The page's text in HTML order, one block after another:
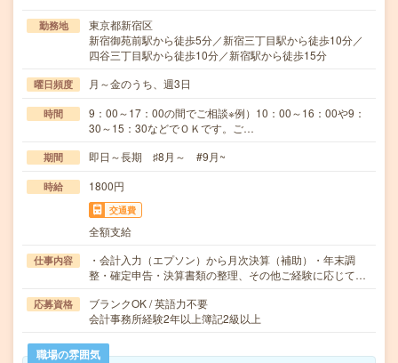
勤務地
東京都新宿区
新宿御苑前駅から徒歩5分／新宿三丁目駅から徒歩10分／
四谷三丁目駅から徒歩10分／新宿駅から徒歩15分
曜日頻度 月～金のうち、週3日
時間
9：00～17：00の間でご相談※例）10：00～16：00や9：
30～15：30などでＯＫです。ご…
期間 即日～長期 ♯8月～ #9月~
時給 1800円
交通費
全額支給
仕事内容
・会計入力（エプソン）から月次決算（補助）・年末調
整・確定申告・決算書類の整理、その他ご経験に応じて…
応募資格
ブランクOK / 英語力不要
会計事務所経験2年以上簿記2級以上
職場の雰囲気